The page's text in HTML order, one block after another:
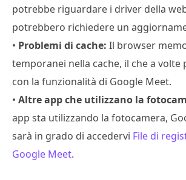
potrebbe riguardare i driver della
potrebbero richiedere un
• Problemi di cache: Il browser
temporanei nella cache, il che a
con la funzionalità di Google Meet.
• Altre app che utilizzano la
app sta utilizzando la fotocamera,
sarà in grado di accedervi File di
Google Meet.